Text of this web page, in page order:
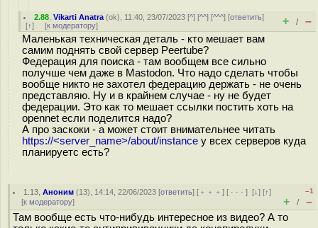
2.88 ,Vikarti Anatra (ok), 11:40, 23/07/2023 [^] [^^] [^^^] [ответить]
[↑] [к модератору] + / –
Маленькая техническая деталь - кто мешает вам
самим поднять свой сервер Peertube?
Федерация для поиска - там вообщем все сильно
получше чем даже в Mastodon. Что надо сделать чтобы
вообще никто не захотел федерацию держать - не очень
представляю. Ну и в крайнем случае - ну не будет
федерации. Это как то мешает ссылки постить хоть на
opennet если поделится надо?
А про заскоки - а может стоит внимательнее читать
https://<server_name>/about/instance у всех серверов куда
планируетс есть?
1.13 ,Аноним (13), 14:14, 22/06/2023 [ответить] [ ﹢﹢﹢] [ · · ·][↓] [↑]
[к модератору]
–1
+ / –
Там вообще есть что-нибудь интересное из видео? А то